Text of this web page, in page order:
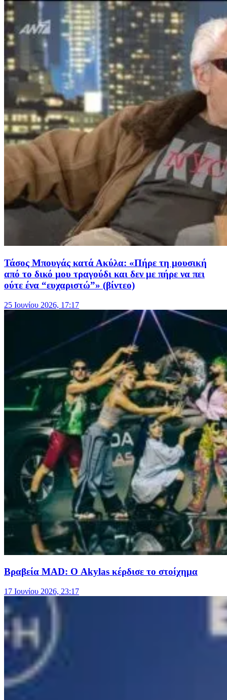
Τάσος Μπουγάς κατά Ακύλα: «Πήρε τη μουσική
από το δικό μου τραγούδι και δεν με πήρε να πει
ούτε ένα “ευχαριστώ”» (βίντεο)
25 Ιουνίου 2026, 17:17
Βραβεία MAD: Ο Akylas κέρδισε τo στοίχημα
17 Ιουνίου 2026, 23:17